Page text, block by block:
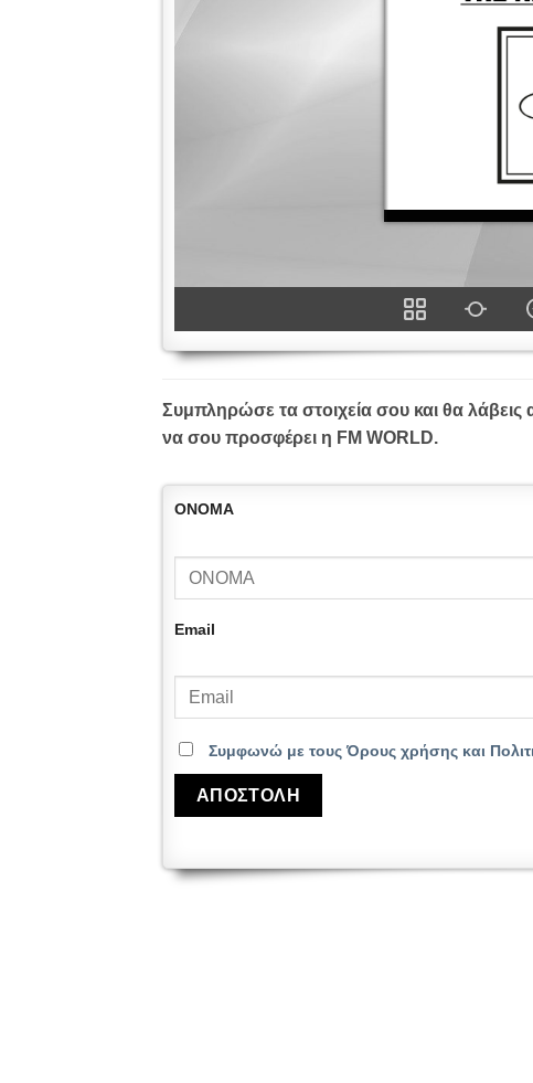
Συμπληρώσε τα στοιχεία σου και θα λάβεις
να σου προσφέρει η FM WORLD.
ΟΝΟΜΑ
Email
Συμφωνώ με τους Όρους χρήσης και